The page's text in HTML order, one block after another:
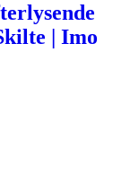
| Imo